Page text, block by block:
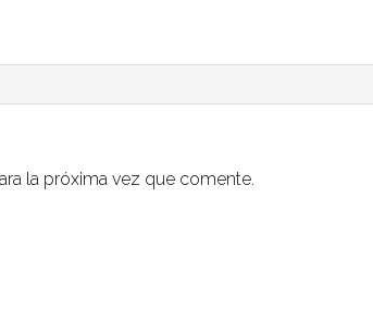
la próxima vez que comente.